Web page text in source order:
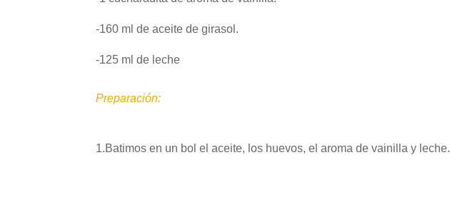
-160 ml de aceite de girasol.
-125 ml de leche
Preparación:
1.Batimos en un bol el aceite, los huevos, el aroma de vainilla y leche.